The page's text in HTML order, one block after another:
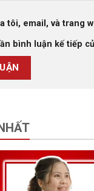
tôi, email, và trang
bình luận kế tiếp